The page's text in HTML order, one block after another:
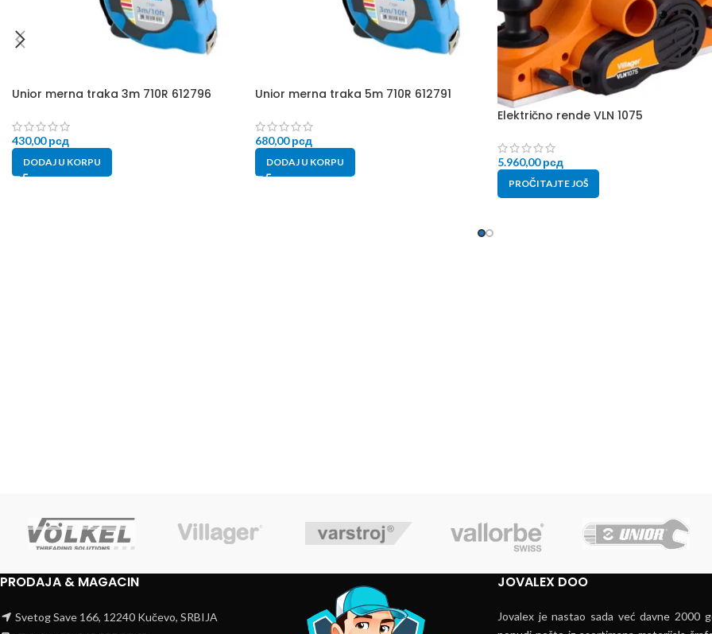
Unior merna traka 3m 710R 612796
430,00рсд
DODAJ U KORPU
Unior merna traka 5m 710R 612791
680,00рсд
DODAJ U KORPU
Električno rende VLN 1075
5.960,00рсд
PROČITAJTE JOŠ
PRODAJA & MAGACIN
Svetog Save 166, 12240 Kučevo, SRBIJA
JOVALEX DOO
Jovalex je nastao sada već davne 2000